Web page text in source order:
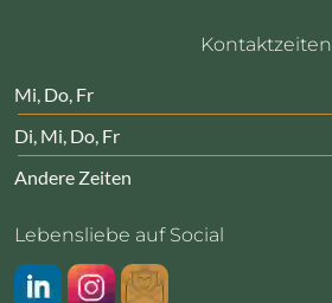
Kontaktzeiten
Mi, Do, Fr
Di, Mi, Do, Fr
Andere Zeiten
Lebensliebe auf Social